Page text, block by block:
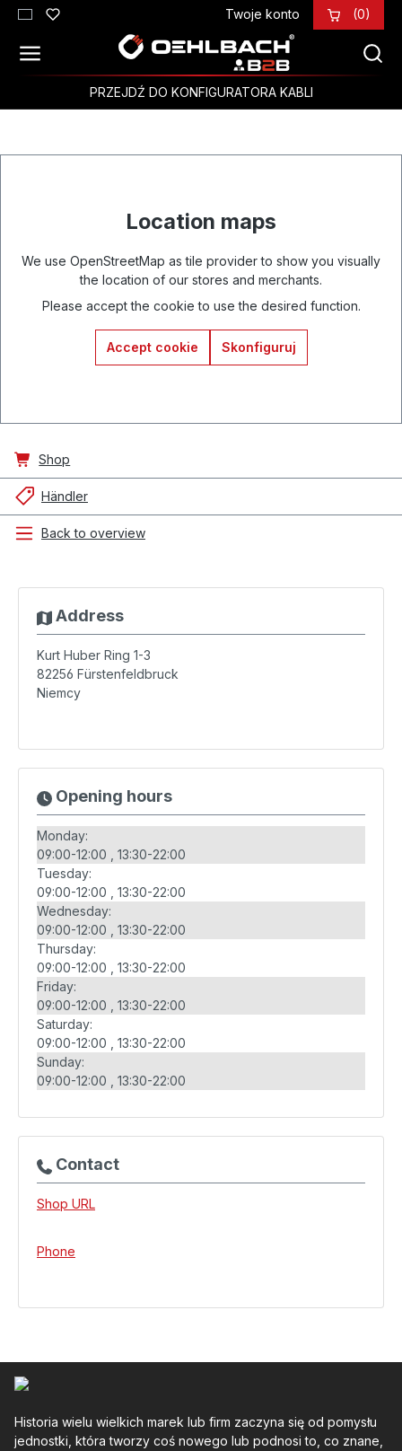
Przejdź do głównej zawartości Twoje konto (0)
PRZEJDŹ DO KONFIGURATORA KABLI
Location maps
We use OpenStreetMap as tile provider to show you visually
the location of our stores and merchants.
Please accept the cookie to use the desired function.
Accept cookie Skonfiguruj
Shop
Händler
Back to overview
Address
Kurt Huber Ring 1-3
82256 Fürstenfeldbruck
Niemcy
Opening hours
Monday:
09:00-12:00
13:30-22:00
Tuesday:
09:00-12:00
13:30-22:00
Wednesday:
09:00-12:00
13:30-22:00
Thursday:
09:00-12:00
13:30-22:00
Friday:
09:00-12:00
13:30-22:00
Saturday:
09:00-12:00
13:30-22:00
Sunday:
09:00-12:00
13:30-22:00
Contact
Shop URL
Phone
Historia wielu wielkich marek lub firm zaczyna się od pomysłu
jednostki, która tworzy coś nowego lub podnosi to, co znane,